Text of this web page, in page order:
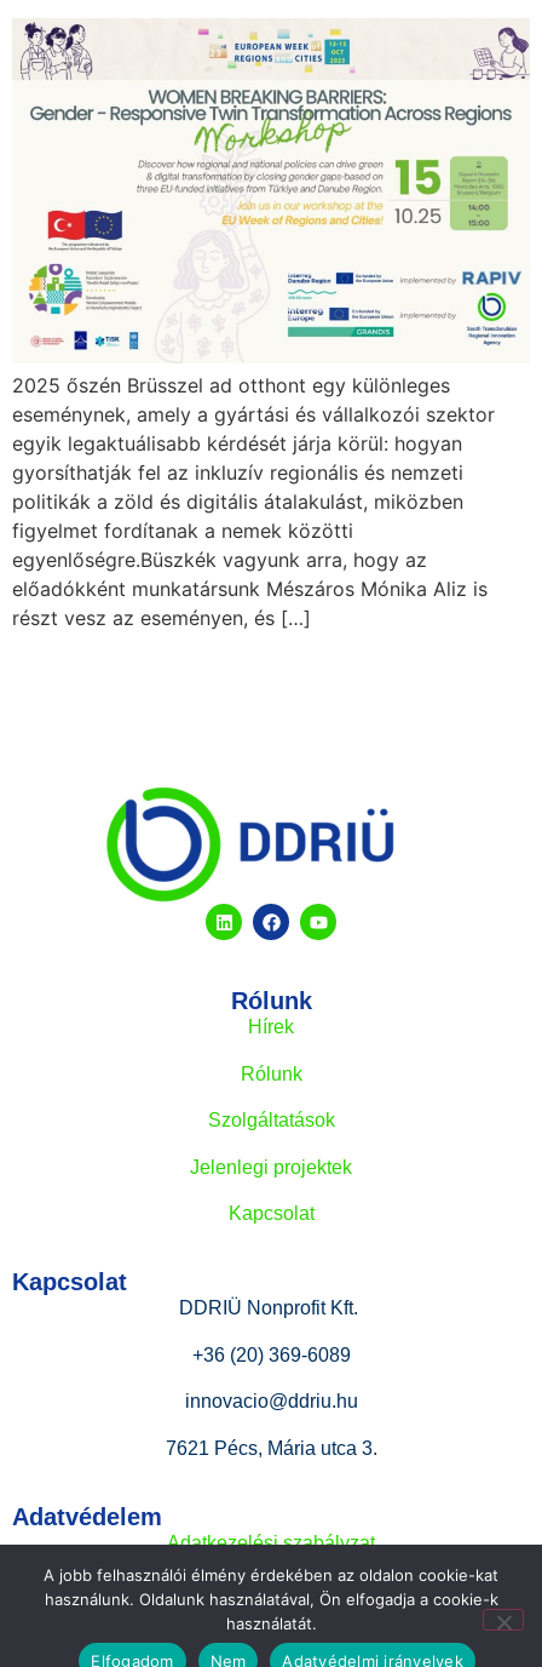
2025 őszén Brüsszel ad otthont egy különleges
eseménynek, amely a gyártási és vállalkozói szektor
egyik legaktuálisabb kérdését járja körül: hogyan
gyorsíthatják fel az inkluzív regionális és nemzeti
politikák a zöld és digitális átalakulást, miközben
figyelmet fordítanak a nemek közötti
egyenlőségre.Büszkék vagyunk arra, hogy az
előadókként munkatársunk Mészáros Mónika Aliz is
részt vesz az eseményen, és […]
Rólunk
Hírek
Rólunk
Szolgáltatások
Jelenlegi projektek
Kapcsolat
Kapcsolat
DDRIÜ Nonprofit Kft.
+36 (20) 369-6089
innovacio@ddriu.hu
7621 Pécs, Mária utca 3.
Adatvédelem
Adatkezelési szabályzat
Esélyegyenlőségi terv
Gyermekvédelmi irányelvek
A jobb felhasználói élmény érdekében az oldalon cookie-kat
használunk. Oldalunk használatával, Ön elfogadja a cookie-k
használatát.
Elfogadom
Nem Adatvédelmi irányelvek